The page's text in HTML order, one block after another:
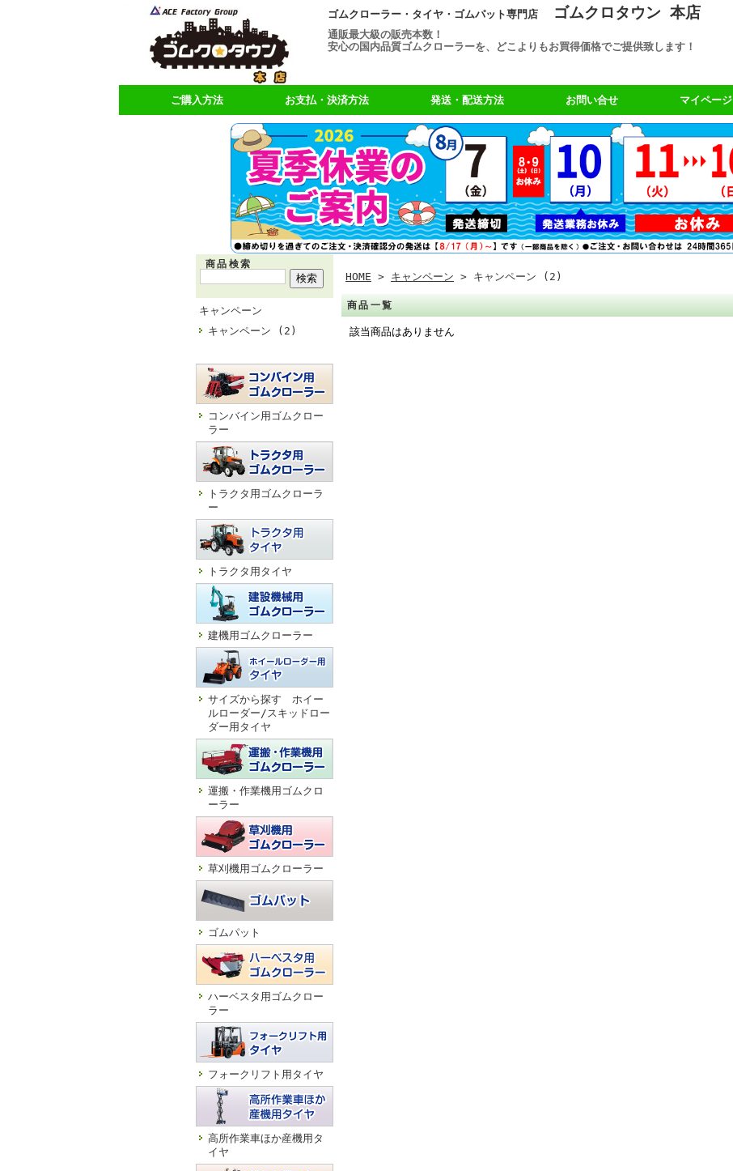
ゴムクローラー・タイヤ・ゴムパット専門店 ゴムクロタウン 本店
通販最大級の販売本数！
安心の国内品質ゴムクローラーを、どこよりもお買得価格でご提供致します！
ご購入方法 お支払・決済方法 発送・配送方法 お問い合せ マイページ
商品検索
キャンペーン
キャンペーン (2)
コンバイン用ゴムクロー
ラー
トラクタ用ゴムクローラ
ー
トラクタ用タイヤ
建機用ゴムクローラー
サイズから探す ホイー
ルローダー/スキッドロー
ダー用タイヤ
運搬・作業機用ゴムクロ
ーラー
草刈機用ゴムクローラー
ゴムパット
ハーベスタ用ゴムクロー
ラー
フォークリフト用タイヤ
高所作業車ほか産機用タ
イヤ
HOME > キャンペーン > キャンペーン (2)
商品一覧
該当商品はありません